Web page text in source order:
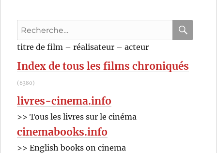
Recherche
pour
:
titre de film – réalisateur – acteur
Index de tous les films chroniqués
(6380)
livres-cinema.info
>> Tous les livres sur le cinéma
cinemabooks.info
>> English books on cinema